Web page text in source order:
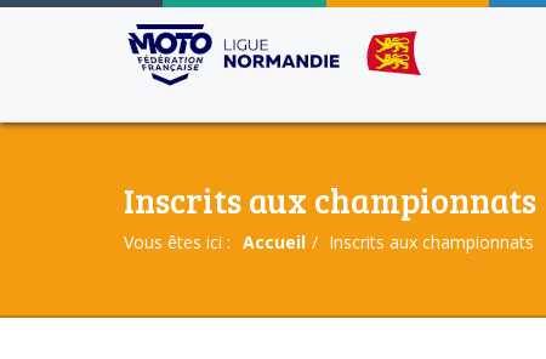
Inscrits aux championnats
Vous êtes ici : Accueil Inscrits aux championnats